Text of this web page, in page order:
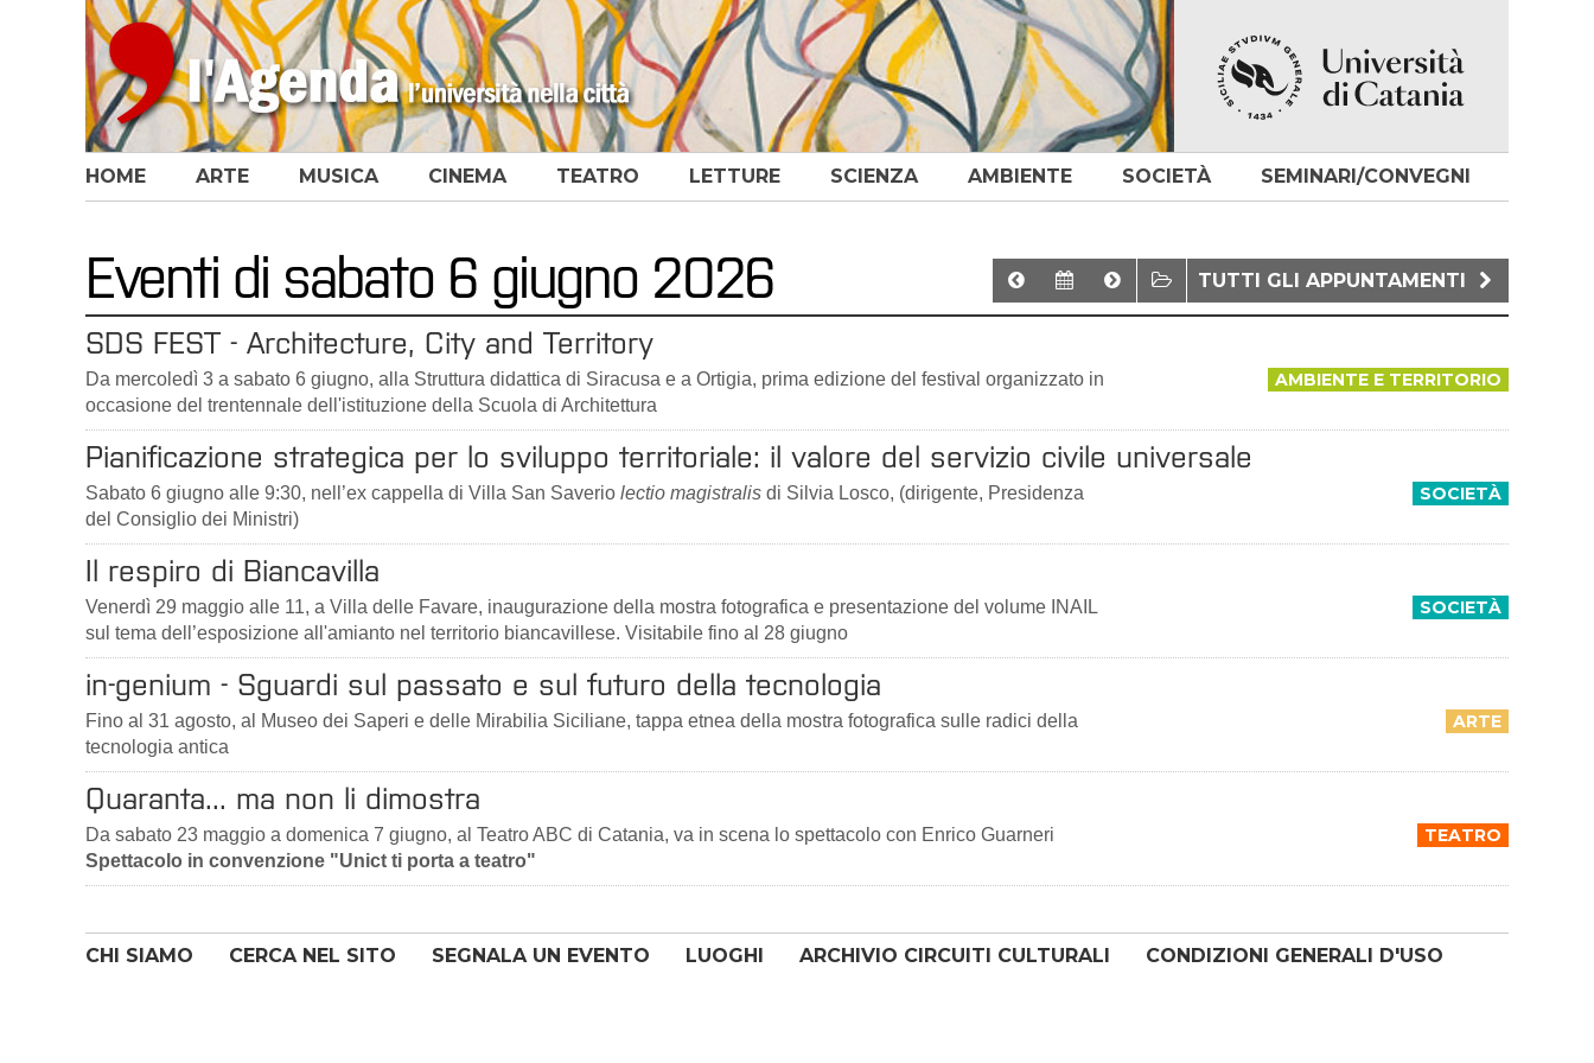
HOME ARTE MUSICA CINEMA TEATRO LETTURE SCIENZA AMBIENTE SOCIETÀ SEMINARI/CONVEGNI
Eventi di sabato 6 giugno 2026 TUTTI GLI APPUNTAMENTI
SDS FEST - Architecture, City and Territory
AMBIENTE E TERRITORIO
Da mercoledì 3 a sabato 6 giugno, alla Struttura didattica di Siracusa e a Ortigia, prima edizione del festival organizzato in
occasione del trentennale dell'istituzione della Scuola di Architettura
Pianificazione strategica per lo sviluppo territoriale: il valore del servizio civile universale
SOCIETÀ
Sabato 6 giugno alle 9:30, nell’ex cappella di Villa San Saverio lectio magistralis di Silvia Losco, (dirigente, Presidenza
del Consiglio dei Ministri)
Il respiro di Biancavilla
SOCIETÀ
Venerdì 29 maggio alle 11, a Villa delle Favare, inaugurazione della mostra fotografica e presentazione del volume INAIL
sul tema dell’esposizione all'amianto nel territorio biancavillese. Visitabile fino al 28 giugno
in-genium - Sguardi sul passato e sul futuro della tecnologia
ARTE
Fino al 31 agosto, al Museo dei Saperi e delle Mirabilia Siciliane, tappa etnea della mostra fotografica sulle radici della
tecnologia antica
Quaranta... ma non li dimostra
TEATRO
Da sabato 23 maggio a domenica 7 giugno, al Teatro ABC di Catania, va in scena lo spettacolo con Enrico Guarneri
Spettacolo in convenzione "Unict ti porta a teatro"
CHI SIAMO CERCA NEL SITO SEGNALA UN EVENTO LUOGHI ARCHIVIO CIRCUITI CULTURALI CONDIZIONI GENERALI D'USO